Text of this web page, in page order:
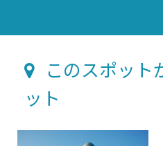
このスポット
ット